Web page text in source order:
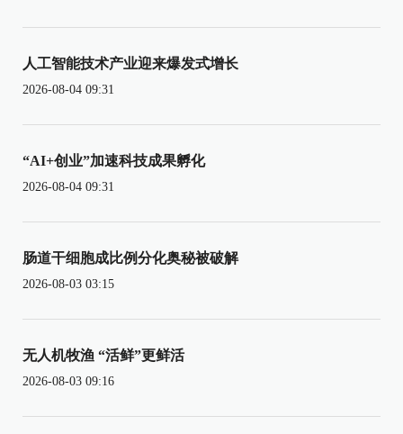
人工智能技术产业迎来爆发式增长
2026-08-04 09:31
“AI+创业”加速科技成果孵化
2026-08-04 09:31
肠道干细胞成比例分化奥秘被破解
2026-08-03 03:15
无人机牧渔 “活鲜”更鲜活
2026-08-03 09:16